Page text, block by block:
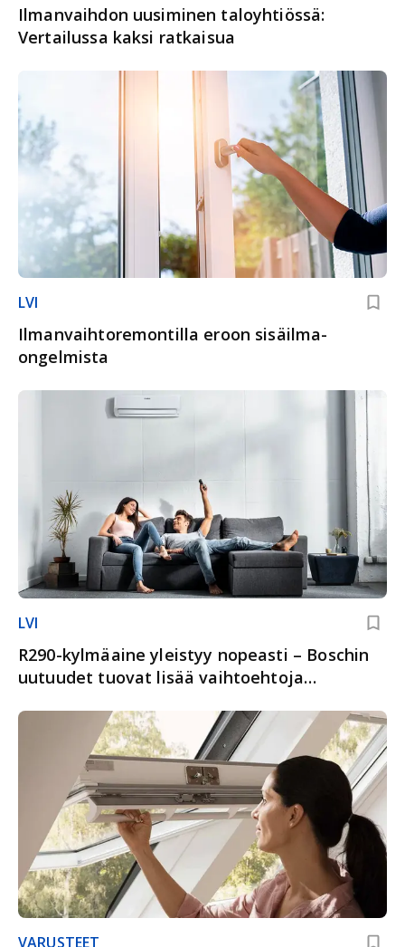
Ilmanvaihdon uusiminen taloyhtiössä:
Vertailussa kaksi ratkaisua
LVI
Ilmanvaihto­remontilla eroon sisäilma­
ongelmista
LVI
R290-kylmäaine yleistyy nopeasti – Boschin
uutuudet tuovat lisää vaihtoehtoja
VARUSTEET